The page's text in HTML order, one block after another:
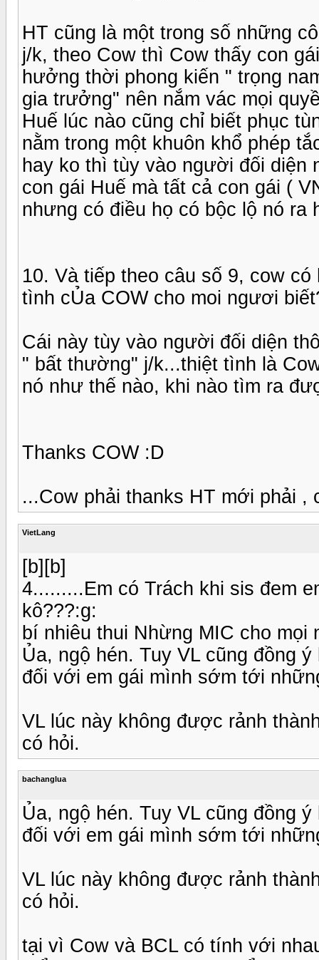
HT cũng là một trong số những
j/k, theo Cow thì Cow thấy con
hưởng thời phong kiến " trọng
gia trưởng" nên nắm vác mọi
Huế lúc nào cũng chỉ biết phục
nằm trong một khuôn khổ phép
hay ko thì tùy vào người đối diện
con gái Huế mà tất cả con gái (
nhưng có điều họ có bộc lộ nó ra
10. Và tiếp theo câu số 9, cow
tình cỦa COW cho moi ngươi
Cái này tùy vào người đối diện
" bất thường" j/k...thiệt tình là
nó như thế nào, khi nào tìm ra
Thanks COW :D
...Cow phải thanks HT mới phải ,
VietLang
[b][b]
4.........Em có Trách khi sis đem
kô???:g:
bí nhiêu thui Nhừng MIC cho
Ủa, ngộ hén. Tuy VL cũng đồng
đối với em gái mình sớm tới
VL lúc này không được rảnh
có hỏi.
bachanglua
Ủa, ngộ hén. Tuy VL cũng đồng
đối với em gái mình sớm tới
VL lúc này không được rảnh
có hỏi.
tại vì Cow và BCL có tính với